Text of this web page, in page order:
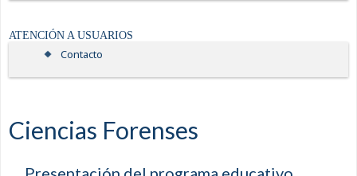
ATENCIÓN A USUARIOS
Contacto
Ciencias Forenses